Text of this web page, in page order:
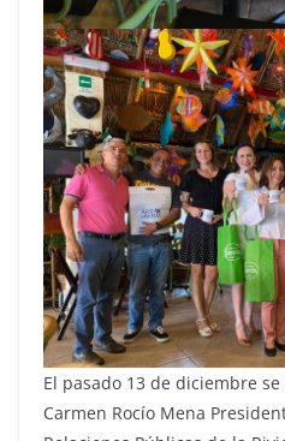
El pasado 13 de diciembre
Carmen Rocío Mena